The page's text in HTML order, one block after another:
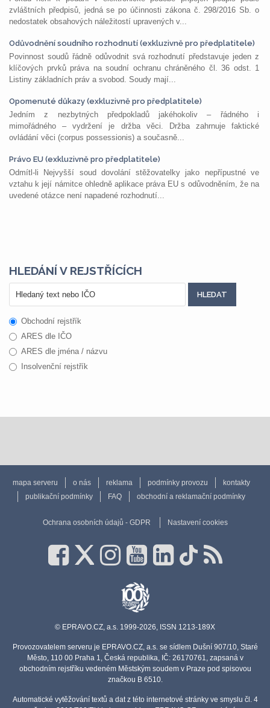
zvláštních předpisů, jedná se po účinnosti zákona č. 298/2016 Sb. o
nedostatek obsahových náležitostí upravených v...
Odůvodnění soudního rozhodnutí (exkluzivně pro předplatitele)
Povinnost soudů řádně odůvodnit svá rozhodnutí představuje jeden z
klíčových prvků práva na soudní ochranu chráněného čl. 36 odst. 1
Listiny základních práv a svobod. Soudy mají...
Opomenuté důkazy (exkluzivně pro předplatitele)
Jedním z nezbytných předpokladů jakéhokoliv – řádného i
mimořádného – vydržení je držba věci. Držba zahrnuje faktické
ovládání věci (corpus possessionis) a současně...
Právo EU (exkluzivně pro předplatitele)
Odmítl-li Nejvyšší soud dovolání stěžovatelky jako nepřípustné ve
vztahu k její námitce ohledně aplikace práva EU s odůvodněním, že na
uvedené otázce není napadené rozhodnutí...
HLEDÁNÍ V REJSTŘÍCÍCH
Obchodní rejstřík
ARES dle IČO
ARES dle jména / názvu
Insolvenční rejstřík
mapa serveru o nás reklama podmínky provozu
kontakty
publikační podmínky
FAQ obchodní a reklamační podmínky
Ochrana osobních údajů - GDPR Nastavení cookies
© EPRAVO.CZ, a.s. 1999-2026, ISSN 1213-189X
Provozovatelem serveru je EPRAVO.CZ, a.s. se sídlem Dušní 907/10, Staré
Město, 110 00 Praha 1, Česká republika, IČ: 26170761, zapsaná v
obchodním rejstříku vedeném Městským soudem v Praze pod spisovou
značkou B 6510.
Automatické vytěžování textů a dat z této internetové stránky ve smyslu čl. 4